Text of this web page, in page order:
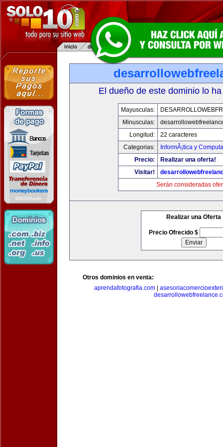
El dueño de este dominio lo
Mayusculas:
Minusculas:
Longitud:
22 caracteres
Categorias:
InformÃ¡tica y
Precio:
Realizar una oferta!
Visitar!
Serán consideradas
Realizar una Oferta
Precio Ofrecido $
Otros dominios en venta:
aprendafotografia.com